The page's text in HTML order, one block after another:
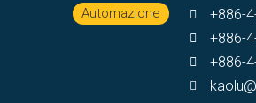
Automazione
+886-
+886-
+886-